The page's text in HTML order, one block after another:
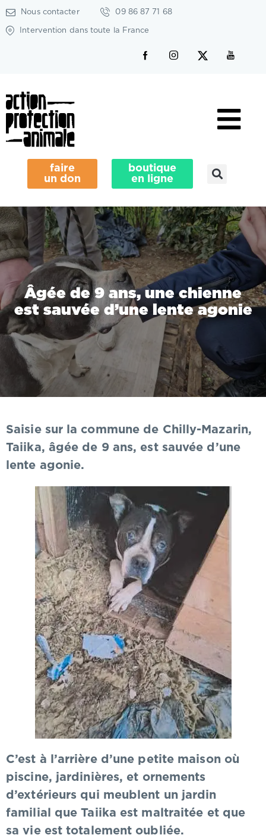
Nous contacter 09 86 87 71 68
Intervention dans toute la France
faire
un don
boutique
en ligne
Âgée de 9 ans, une chienne
est sauvée d’une lente agonie
Saisie sur la commune de Chilly-Mazarin,
Taiika, âgée de 9 ans, est sauvée d’une
lente agonie.
C’est à l’arrière d’une petite maison où
piscine, jardinières, et ornements
d’extérieurs qui meublent un jardin
familial que Taiika est maltraitée et que
sa vie est totalement oubliée.